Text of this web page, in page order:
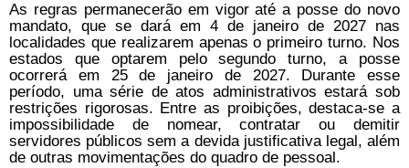
As regras permanecerão em vigor até a posse do novo
mandato, que se dará em 4 de janeiro de 2027 nas
localidades que realizarem apenas o primeiro turno. Nos
estados que optarem pelo segundo turno, a posse
ocorrerá em 25 de janeiro de 2027. Durante esse
período, uma série de atos administrativos estará sob
restrições rigorosas. Entre as proibições, destaca-se a
impossibilidade de nomear, contratar ou demitir
servidores públicos sem a devida justificativa legal, além
de outras movimentações do quadro de pessoal.